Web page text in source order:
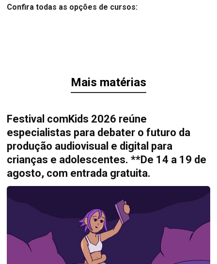
Confira todas as opções de cursos:
Mais matérias
Festival comKids 2026 reúne
especialistas para debater o futuro da
produção audiovisual e digital para
crianças e adolescentes. **De 14 a 19 de
agosto, com entrada gratuita.